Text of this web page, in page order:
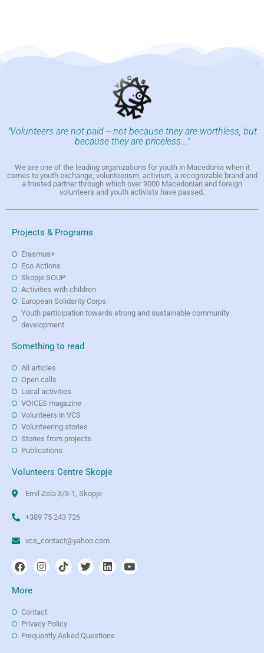
"Volunteers are not paid -- not because they are worthless, but
because they are priceless..."
We are one of the leading organizations for youth in Macedonia when it
comes to youth exchange, volunteerism, activism, a recognizable brand and
a trusted partner through which over 9000 Macedonian and foreign
volunteers and youth activists have passed.
Projects & Programs
Erasmus+
Eco Actions
Skopje SOUP
Activities with children
European Solidarity Corps
Youth participation towards strong and sustainable community
development
Something to read
All articles
Open calls
Local activities
VOICES magazine
Volunteers in VCS
Volunteering stories
Stories from projects
Publications
Volunteers Centre Skopje
Emil Zola 3/3-1, Skopje
+389 75 243 726
vcs_contact@yahoo.com
More
Contact
Privacy Policy
Frequently Asked Questions